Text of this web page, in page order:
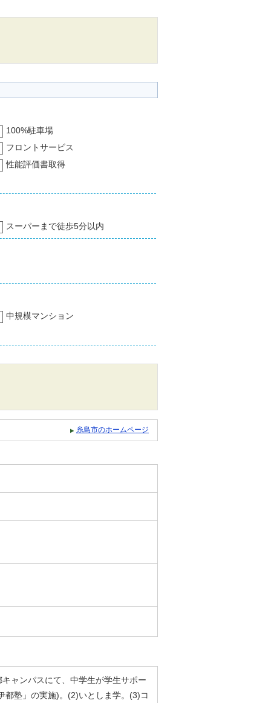
100%駐車場
フロントサービス
性能評価書取得
スーパーまで徒歩5分以内
中規模マンション
糸島市のホームページ
ャンパスにて、中学生が学生サポー
都塾」の実施)。(2)いとしま学。(3)コ